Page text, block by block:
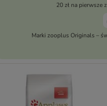
20 zł na pierwsze
Marki zooplus Originals –